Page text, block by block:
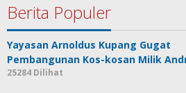
Berita Populer
Yayasan Arnoldus Kupang Gugat
Pembangunan Kos-kosan Milik
25284 Dilihat